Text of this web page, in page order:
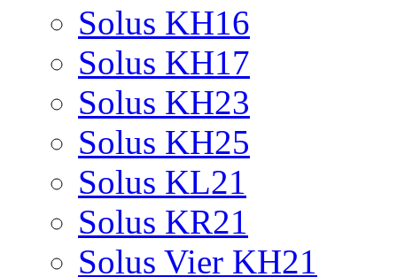
Solus KH16
Solus KH17
Solus KH23
Solus KH25
Solus KL21
Solus KR21
Solus Vier KH21